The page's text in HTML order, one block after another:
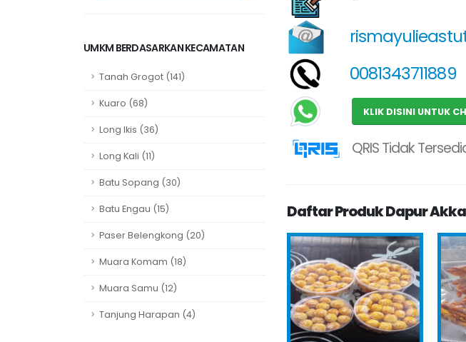
UMKM BERDASARKAN KECAMATAN
Tanah Grogot (141)
Kuaro (68)
Long Ikis (36)
Long Kali (11)
Batu Sopang (30)
Batu Engau (15)
Paser Belengkong (20)
Muara Komam (18)
Muara Samu (12)
Tanjung Harapan (4)
0081343711889
KLIK DISINI UNTUK
QRIS Tidak
Daftar Produk Dapur